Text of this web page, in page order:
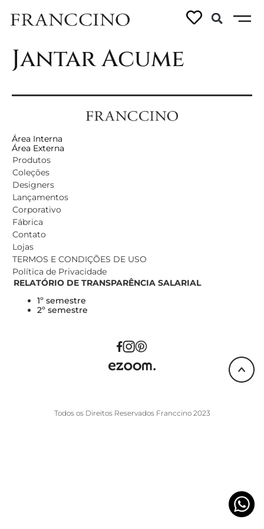
Bloco Mesa de
Jantar Acume
Área Interna
Área Externa
Produtos
Coleções
Designers
Lançamentos
Corporativo
Fábrica
Contato
Lojas
TERMOS E CONDIÇÕES DE USO
Política de Privacidade
RELATÓRIO DE TRANSPARÊNCIA SALARIAL
1º semestre
2º semestre
Todos os Direitos Reservados Franccino 2023